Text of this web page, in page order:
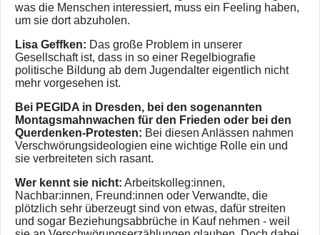
was die Menschen interessiert, muss ein Feeling haben,
um sie dort abzuholen.
Lisa Geffken: Das große Problem in unserer
Gesellschaft ist, dass in so einer Regelbiografie
politische Bildung ab dem Jugendalter eigentlich nicht
mehr vorgesehen ist.
Bei PEGIDA in Dresden, bei den sogenannten
Montagsmahnwachen für den Frieden oder bei den
Querdenken-Protesten: Bei diesen Anlässen nahmen
Verschwörungsideologien eine wichtige Rolle ein und
sie verbreiteten sich rasant.
Wer kennt sie nicht: Arbeitskolleg:innen,
Nachbar:innen, Freund:innen oder Verwandte, die
plötzlich sehr überzeugt sind von etwas, dafür streiten
und sogar Beziehungsabbrüche in Kauf nehmen - weil